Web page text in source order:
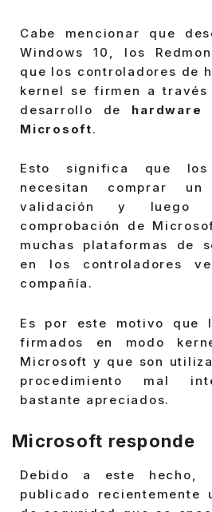
Cabe mencionar que
Windows 10, los
que los controladores de
kernel se firmen a través
desarrollo de
hardware
Microsoft.
Esto significa que los
necesitan comprar
validación y luego
comprobación de
muchas plataformas de
en los controladores
compañía.
Es por este motivo que
firmados en modo
Microsoft y que son
procedimiento mal
bastante apreciados.
Microsoft responde
Debido a este hecho,
publicado recientemente